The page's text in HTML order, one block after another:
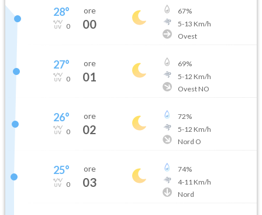
28°
0
ore
00
67%
5-13 Km/h
Ovest
27°
0
ore
01
69%
5-12 Km/h
Ovest NO
26°
0
ore
02
72%
5-12 Km/h
Nord O
25°
0
ore
03
74%
4-11 Km/h
Nord